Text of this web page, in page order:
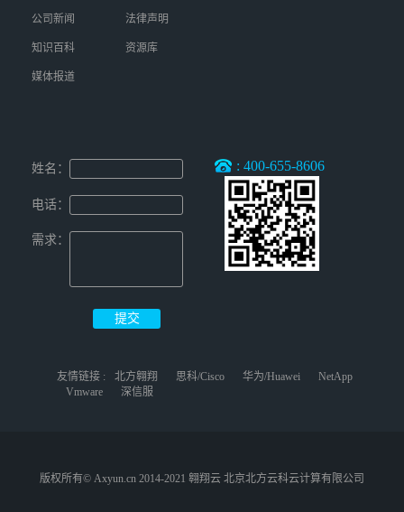
公司新闻
知识百科
媒体报道
法律声明
资源库
姓名：
电话：
需求：
: 400-655-8606
友情链接 : 北方翱翔 思科/Cisco 华为/Huawei
NetApp
Vmware
深信服
版权所有© Axyun.cn 2014-2021 翱翔云 北京北方云科云计算有限公司